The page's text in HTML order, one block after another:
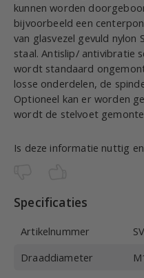
kunnen worden
bijvoorbeeld een
van glasvezel gevuld nylon
staal. Antislip/ antivibratie
wordt standaard
losse onderdelen, de
Optioneel kan er worden
wordt de stelvoet
Is deze informatie nuttig
Specificaties
Artikelnummer
Draaddiameter